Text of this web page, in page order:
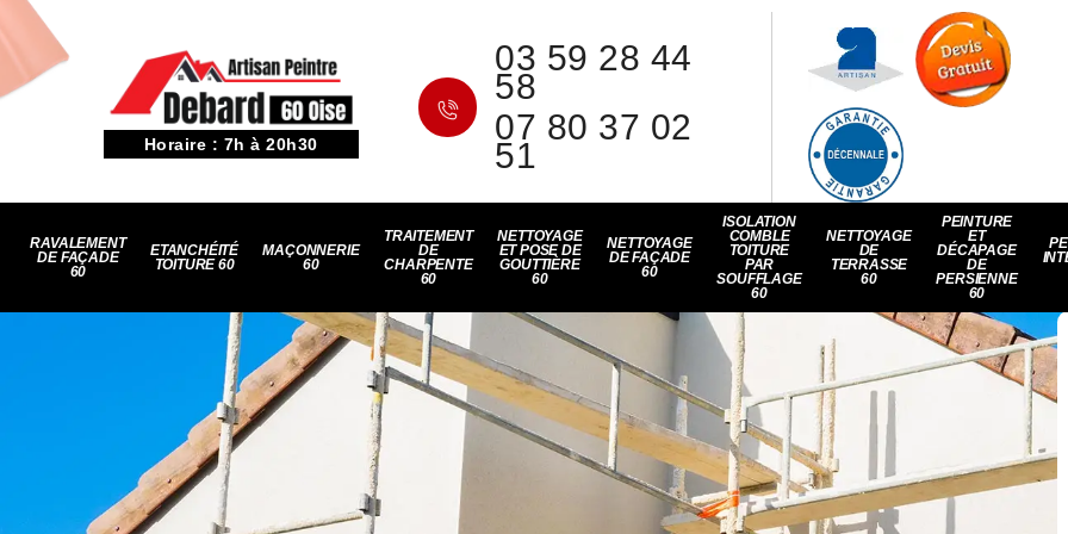
Horaire : 7h à 20h30
03 59 28 44
58
07 80 37 02
51
RAVALEMENT
DE FAÇADE
60
ETANCHÉITÉ
TOITURE 60
MAÇONNERIE
60
TRAITEMENT
DE
CHARPENTE
60
NETTOYAGE
ET POSE DE
GOUTTIÈRE
60
NETTOYAGE
DE FAÇADE
60
ISOLATION
COMBLE
TOITURE
PAR
SOUFFLAGE
60
NETTOYAGE
DE
TERRASSE
60
PEINTURE
ET
DÉCAPAGE
DE
PERSIENNE
60